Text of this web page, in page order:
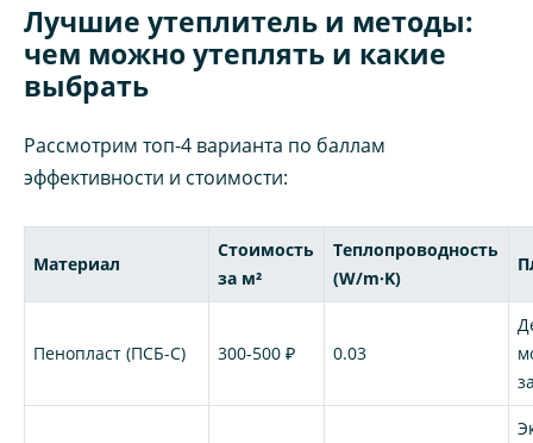
Лучшие утеплитель и методы:
чем можно утеплять и какие
выбрать
Рассмотрим топ-4 варианта по баллам
эффективности и стоимости:
Материал
Стоимость
за м²
Теплопроводность
(W/m·K)
Пенопласт (ПСБ-С) 300-500 ₽ 0.03